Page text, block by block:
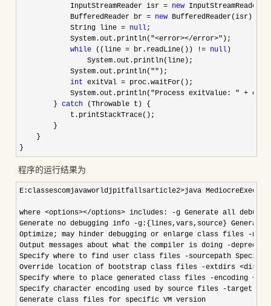
            InputStreamReader isr
= new
            BufferedReader br
= new BufferedReader(isr);
            String line
= null;
            System.out.println(
"<error></error>" );
while ((line = br.readLine()) != null )
                System.out.println(line);
            System.out.println(
"" );
int exitVal = proc.waitFor();
            System.out.println(
"Process exitValue: " +
        }
catch (Throwable t) {
            t.printStackTrace();
        }
    }
}
程序的运行结果为
E:classescomjavaworldjpitfallsarticle2>java
where <options></options> includes: -g Generate all
Generate no debugging info -g:{lines,vars,source} Generate
Optimize; may hinder debugging or enlarge class files -
Output messages about what the compiler is doing -
Specify where to find user class files -sourcepath
Override location of bootstrap class files -extdirs
Specify where to place generated class files -encoding
Specify character encoding used by source files -target
Generate class files for specific VM version